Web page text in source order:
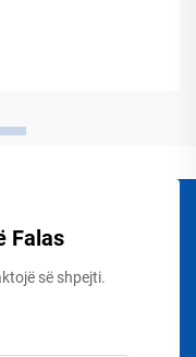
Falas
së shpejti.